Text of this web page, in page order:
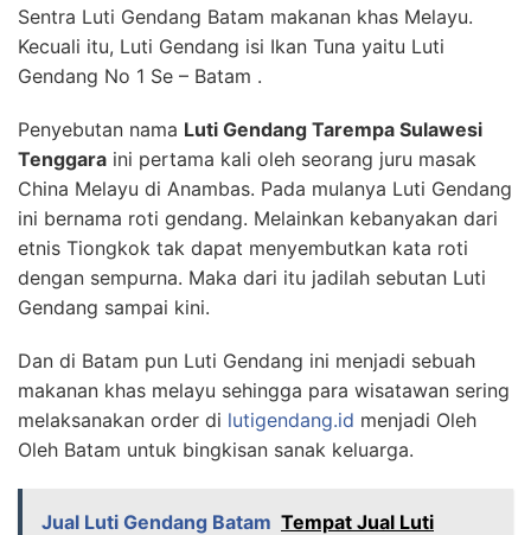
Sentra Luti Gendang Batam makanan khas Melayu.
Kecuali itu, Luti Gendang isi Ikan Tuna yaitu Luti
Gendang No 1 Se – Batam .
Penyebutan nama Luti Gendang Tarempa Sulawesi
Tenggara ini pertama kali oleh seorang juru masak
China Melayu di Anambas. Pada mulanya Luti Gendang
ini bernama roti gendang. Melainkan kebanyakan dari
etnis Tiongkok tak dapat menyembutkan kata roti
dengan sempurna. Maka dari itu jadilah sebutan Luti
Gendang sampai kini.
Dan di Batam pun Luti Gendang ini menjadi sebuah
makanan khas melayu sehingga para wisatawan sering
melaksanakan order di lutigendang.id menjadi Oleh
Oleh Batam untuk bingkisan sanak keluarga.
Jual Luti Gendang Batam Tempat Jual Luti